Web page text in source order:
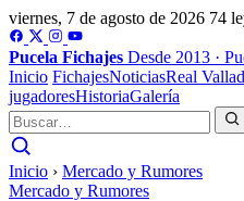
viernes, 7 de agosto de 2026 74
Pucela Fichajes Desde 2013 ·
Inicio FichajesNoticiasReal
jugadoresHistoriaGalería
Inicio › Mercado y Rumores
Mercado y Rumores